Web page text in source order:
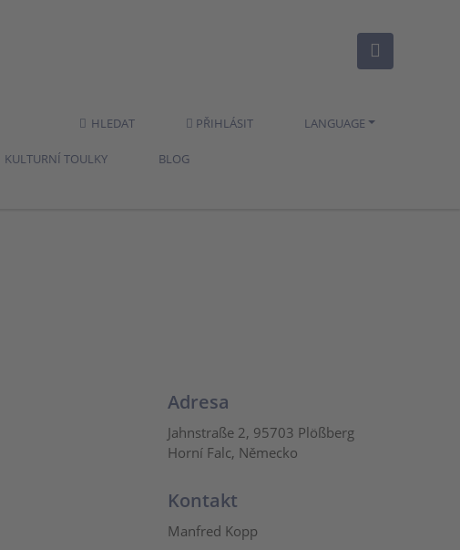
HLEDAT PŘIHLÁSIT LANGUAGE
KULTURNÍ TOULKY BLOG
Adresa
Jahnstraße 2, 95703 Plößberg
Horní Falc, Německo
Kontakt
Manfred Kopp